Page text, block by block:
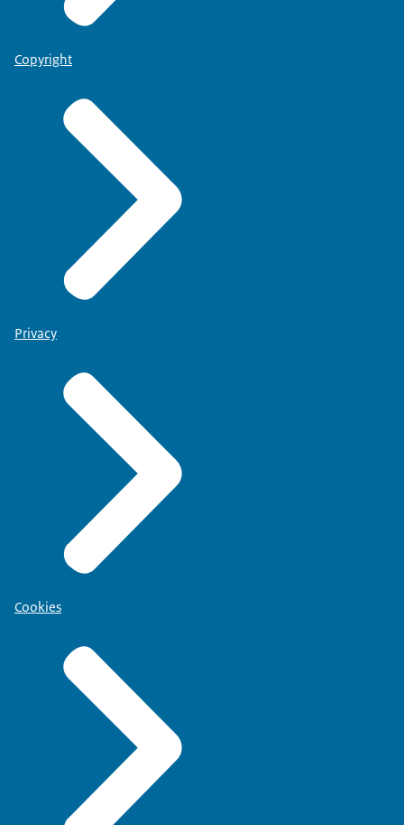
Copyright
Privacy
Cookies